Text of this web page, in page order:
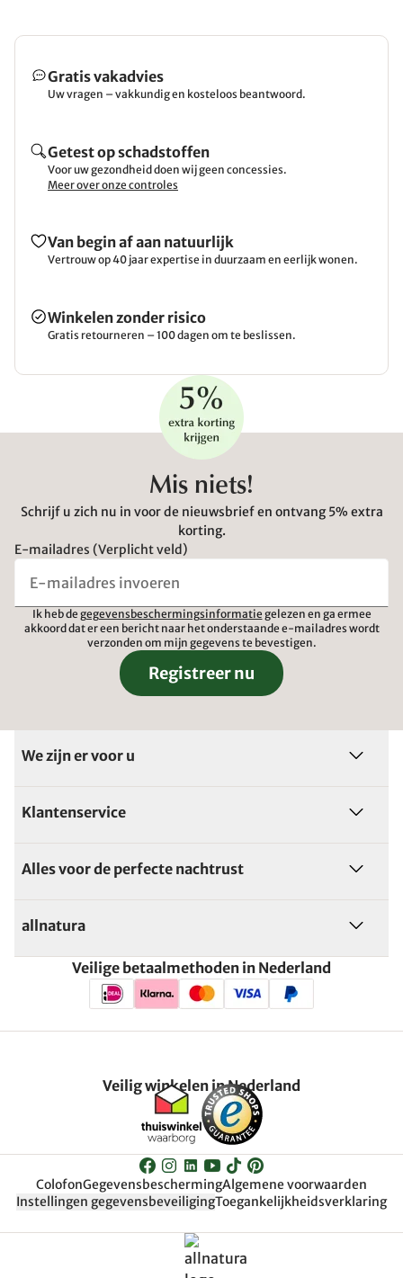
Gratis vakadvies
Uw vragen – vakkundig en kosteloos beantwoord.
Getest op schadstoffen
Voor uw gezondheid doen wij geen concessies.
Meer over onze controles
Van begin af aan natuurlijk
Vertrouw op 40 jaar expertise in duurzaam en eerlijk wonen.
Winkelen zonder risico
Gratis retourneren – 100 dagen om te beslissen.
Mis niets!
Schrijf u zich nu in voor de nieuwsbrief en ontvang 5% extra
korting.
E-mailadres (Verplicht veld)
Ik heb de gegevensbeschermingsinformatie gelezen en ga ermee
akkoord dat er een bericht naar het onderstaande e-mailadres wordt
verzonden om mijn gegevens te bevestigen.
Registreer nu
We zijn er voor u
Klantenservice
Alles voor de perfecte nachtrust
allnatura
Veilige betaalmethoden in Nederland
Veilig winkelen in Nederland
ColofonGegevensbeschermingAlgemene voorwaarden
Instellingen gegevensbeveiligingToegankelijkheidsverklaring